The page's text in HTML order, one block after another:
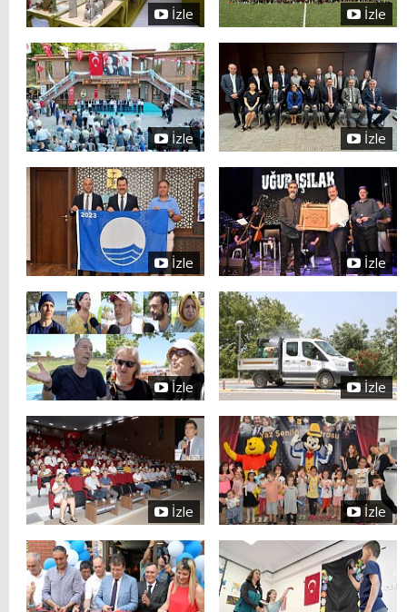
İzle İzle
İzle İzle
İzle İzle
İzle İzle
İzle İzle